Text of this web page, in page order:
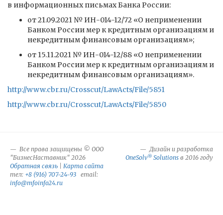
в информационных письмах Банка России:
от 21.09.2021 № ИН-014-12/72 «О неприменении
Банком России мер к кредитным организациям и
некредитным финансовым организациям»;
от 15.11.2021 № ИН-014-12/88 «О неприменении
Банком России мер к кредитным организациям и
некредитным финансовым организациям».
http://www.cbr.ru/Crosscut/LawActs/File/5851
http://www.cbr.ru/Crosscut/LawActs/File/5850
Все права защищены © ООО
"БизнесНаставник" 2026
Обратная связь
Карта сайта
тел: +8 (916) 707-24-93 email:
info@mfoinfo24.ru
Дизайн и разработка
OneSolv® Solutions в 2016 году